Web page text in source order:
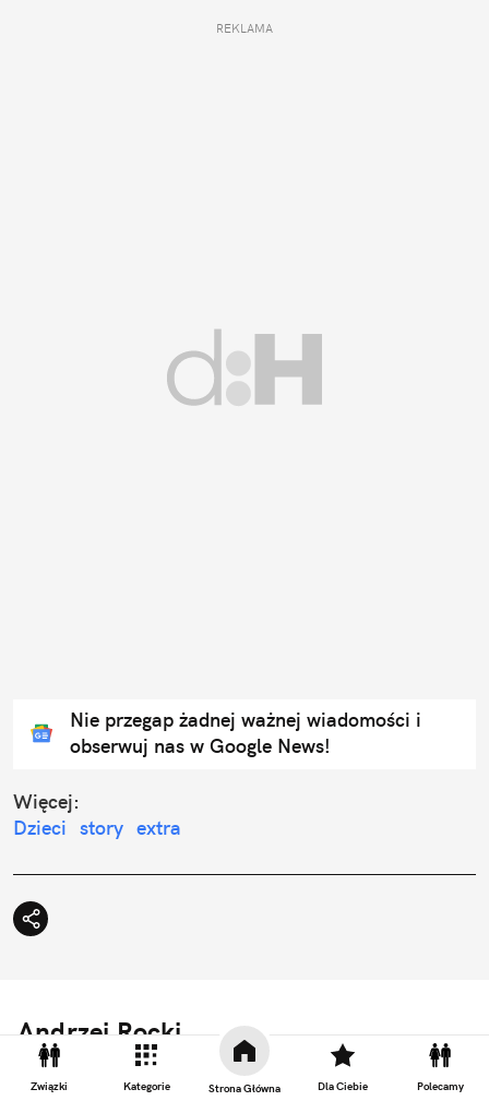
Związki Kategorie Strona Główna Dla Ciebie Polecamy
REKLAMA
Nie przegap żadnej ważnej wiadomości i
obserwuj nas w Google News!
Więcej:
Dzieci story extra
Andrzej Rocki